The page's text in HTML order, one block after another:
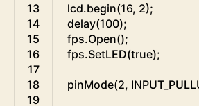
13
14
15
16
17
18
19
lcd.begin(16, 2);
delay(100);
fps.Open();
fps.SetLED(true);
pinMode(2,